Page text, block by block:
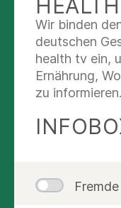
Fokus der
individuellen
Patienten setzen
abgestimmte
Verstehen.
Wir binden
deutschen
health tv ein,
Ernährung,
zu informieren.